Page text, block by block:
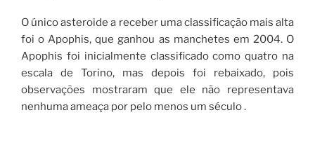
O único asteroide a receber uma classificação mais alta
foi o Apophis, que ganhou as manchetes em 2004. O
Apophis foi inicialmente classificado como quatro na
escala de Torino, mas depois foi rebaixado, pois
observações mostraram que ele não representava
nenhuma ameaça por pelo menos um século .